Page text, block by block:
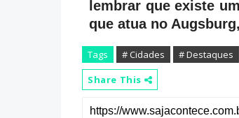
lembrar que existe
que atua no
Tags # Cidades # Destaques
Share This